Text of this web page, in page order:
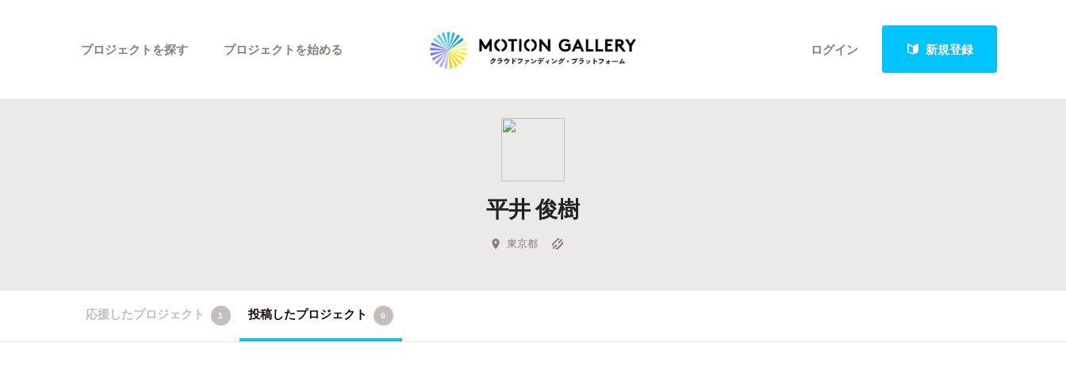
ログイン 新規登録
プロジェクトを探す
Highlight
Feature
キュレーターから探す
プロジェクトを始める
平井 俊樹
東京都
応援したプロジェクト 1 投稿したプロジェクト 0